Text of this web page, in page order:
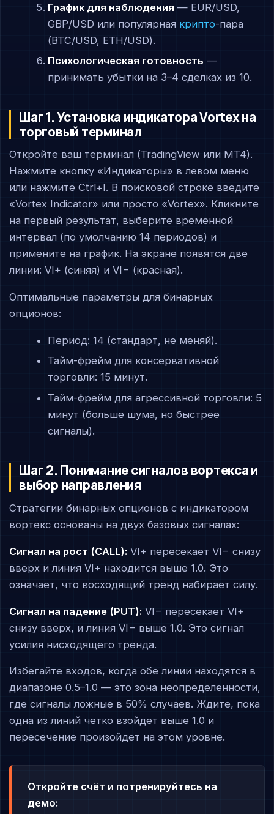
График для наблюдения — EUR/USD,
GBP/USD или популярная крипто-пара
(BTC/USD, ETH/USD).
Психологическая готовность —
принимать убытки на 3–4 сделках из 10.
Шаг 1. Установка индикатора Vortex на
торговый терминал
Откройте ваш терминал (TradingView или MT4).
Нажмите кнопку «Индикаторы» в левом меню
или нажмите Ctrl+I. В поисковой строке введите
«Vortex Indicator» или просто «Vortex». Кликните
на первый результат, выберите временной
интервал (по умолчанию 14 периодов) и
примените на график. На экране появятся две
линии: VI+ (синяя) и VI− (красная).
Оптимальные параметры для бинарных
опционов:
Период: 14 (стандарт, не меняй).
Тайм-фрейм для консервативной
торговли: 15 минут.
Тайм-фрейм для агрессивной торговли: 5
минут (больше шума, но быстрее
сигналы).
Шаг 2. Понимание сигналов вортекса и
выбор направления
Стратегии бинарных опционов с индикатором
вортекс основаны на двух базовых сигналах:
Сигнал на рост (CALL): VI+ пересекает VI− снизу
вверх и линия VI+ находится выше 1.0. Это
означает, что восходящий тренд набирает силу.
Сигнал на падение (PUT): VI− пересекает VI+
снизу вверх, и линия VI− выше 1.0. Это сигнал
усилия нисходящего тренда.
Избегайте входов, когда обе линии находятся в
диапазоне 0.5–1.0 — это зона неопределённости,
где сигналы ложные в 50% случаев. Ждите, пока
одна из линий четко взойдет выше 1.0 и
пересечение произойдет на этом уровне.
Откройте счёт и потренируйтесь на
демо: